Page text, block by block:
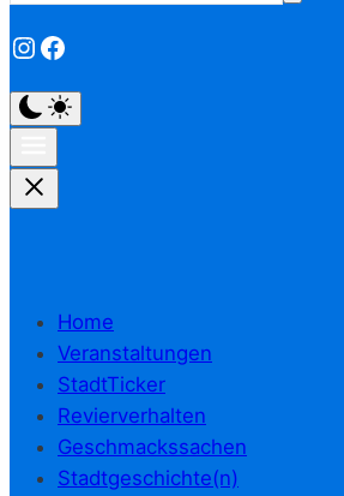
Instagram
Facebook
Home
Veranstaltungen
StadtTicker
Revierverhalten
Geschmackssachen
Stadtgeschichte(n)